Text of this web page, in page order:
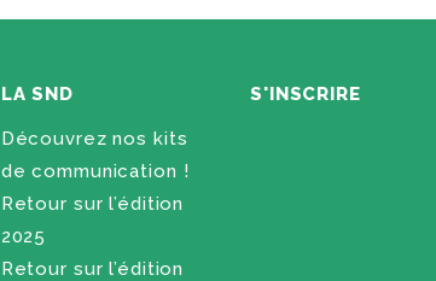
LA SND
Découvrez nos kits
de communication !
Retour sur l’édition
2025
Retour sur l’édition
S'INSCRIRE